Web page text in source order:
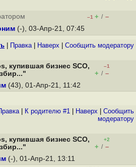
–1 + / –
(-), 03-Апр-21, 07:45
Правка| Наверх Cообщить модератору
купившая бизнес SCO,
–1
+ / –
(43), 01-Апр-21, 11:42
| К родителю #1 Наверх
Cообщить
модератору
купившая бизнес SCO,
+2
+ / –
(-), 01-Апр-21, 13:11